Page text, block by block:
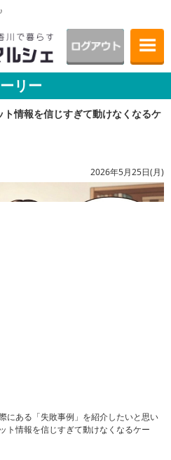
リー
情報を信じすぎて動けなくなるケ
2026年5月25日(月)
にある「失敗事例」を紹介したいと思い
ト情報を信じすぎて動けなくなるケー